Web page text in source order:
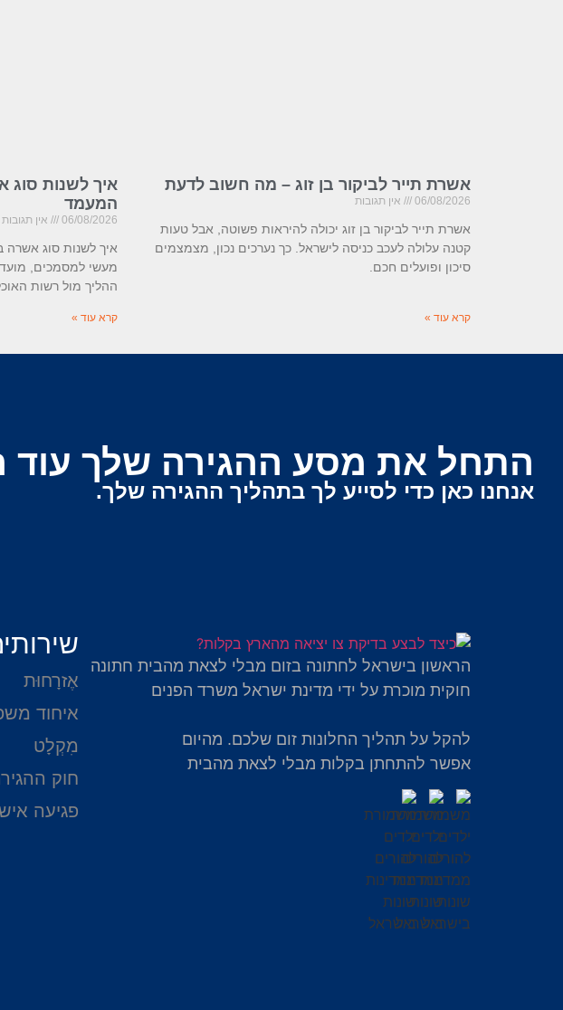
אשרת תייר לביקור בן זוג – מה חשוב לדעת
06/08/2026 אין תגובות
אשרת תייר לביקור בן זוג יכולה להיראות פשוטה, אבל טעות
קטנה עלולה לעכב כניסה לישראל. כך נערכים נכון, מצמצמים
סיכון ופועלים חכם.
קרא עוד »
איך לשנות סוג
המעמד
06/08/2026 אין תגובות
איך לשנות סוג אשרה
מעשי למסמכים,
ההליך מול רשות
קרא עוד »
התחל את מסע ההגירה שלך עוד
אנחנו כאן כדי לסייע לך בתהליך ההגירה שלך.
הראשון בישראל לחתונה בזום מבלי לצאת מהבית חתונה
חוקית מוכרת על ידי מדינת ישראל משרד הפנים
להקל על תהליך החלונות זום שלכם. מהיום
אפשר להתחתן בקלות מבלי לצאת מהבית
אֶזרָחוּת
איחוד
מִקְלָט
חוק
פגיעה